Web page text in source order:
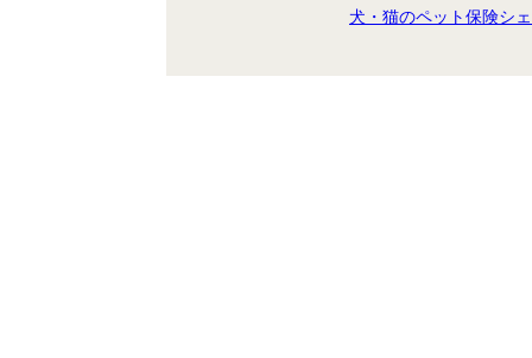
犬・猫のペット保険シ